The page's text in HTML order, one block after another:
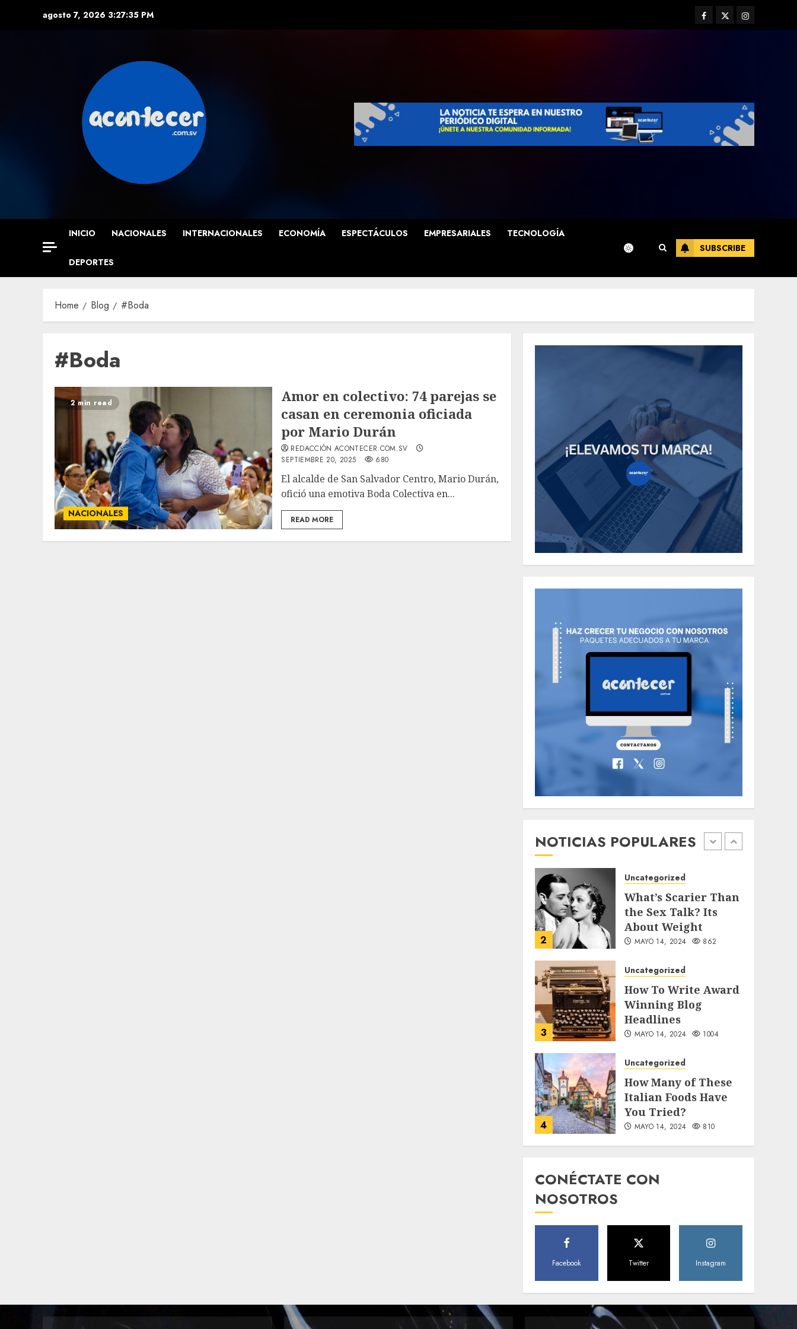
agosto 7, 2026 3:27:36 PM Facebook
TwitterInstagram
INICIO NACIONALES INTERNACIONALES ECONOMÍA ESPECTÁCULOS EMPRESARIALES TECNOLOGÍA
DEPORTES
SUBSCRIBE
Home Blog #Boda
#Boda
2 min read
NACIONALES
Amor en colectivo: 74 parejas se
casan en ceremonia oficiada
por Mario Durán
REDACCIÓN ACONTECER.COM.SV
SEPTIEMBRE 20, 2025
680
El alcalde de San Salvador Centro, Mario Durán,
ofició una emotiva Boda Colectiva en...
READ MORE
NOTICIAS POPULARES
Uncategorized
Need to Know About
the Classic Cars in a
Retro Movie?
Thailand’s
extraordinary cave
rescue
MAYO 14, 2024
TECNOLOGÍA
Valentino Goes
Deliberately
Feminine for Fall
2018
MAYO 16, 2024
1
Searching for the
World War Two
MAYO 14, 2024 860
2
Uncategorized
What’s Scarier Than
the Sex Talk? Its
About Weight
MAYO 14, 2024 862
3
Uncategorized
How To Write Award
Winning Blog
Headlines
MAYO 14, 2024 1004
4
Uncategorized
How Many of These
Italian Foods Have
You Tried?
MAYO 14, 2024 810
5
Need to Know About
World
The full story of
Thailand’s
extraordinary cave
rescue
MAYO 14, 2024 1002
CONÉCTATE CON
NOSOTROS
Facebook Twitter Instagram